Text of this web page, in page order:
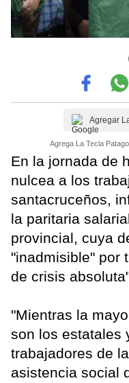
Agregar
Agrega La Tecla
En la jornada de
nulcea a los
santacruceños,
la paritaria
provincial, cuya
"inadmisible" por
de crisis
"Mientras la
son los estatales
trabajadores de
asistencia social